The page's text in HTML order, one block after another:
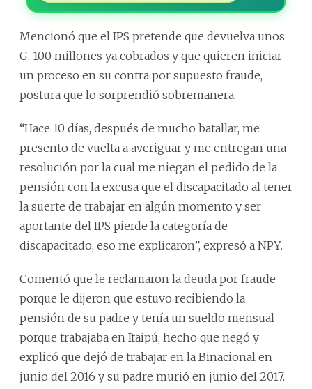
Mencionó que el IPS pretende que devuelva unos
G. 100 millones ya cobrados y que quieren iniciar
un proceso en su contra por supuesto fraude,
postura que lo sorprendió sobremanera.
“Hace 10 días, después de mucho batallar, me
presento de vuelta a averiguar y me entregan una
resolución por la cual me niegan el pedido de la
pensión con la excusa que el discapacitado al tener
la suerte de trabajar en algún momento y ser
aportante del IPS pierde la categoría de
discapacitado, eso me explicaron”, expresó a NPY.
Comentó que le reclamaron la deuda por fraude
porque le dijeron que estuvo recibiendo la
pensión de su padre y tenía un sueldo mensual
porque trabajaba en Itaipú, hecho que negó y
explicó que dejó de trabajar en la Binacional en
junio del 2016 y su padre murió en junio del 2017.